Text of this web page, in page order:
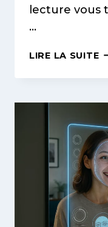
lecture vous
…
LIRE LA SUITE
: